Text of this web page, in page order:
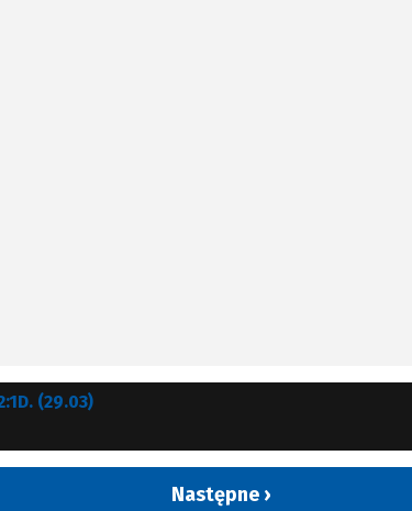
(29.03)
Następne ›